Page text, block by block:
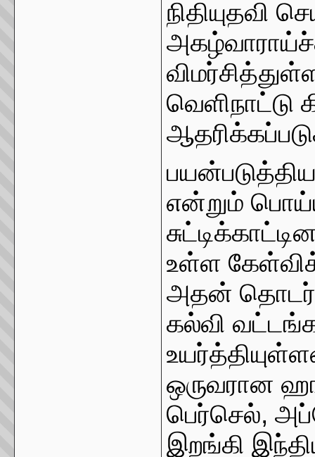
நிதியுதவி
வெளிநாட்டு
என்றும்
உள்ள
அதன்
கல்வி
ஒருவரான
பெர்செல்,
இறங்கி